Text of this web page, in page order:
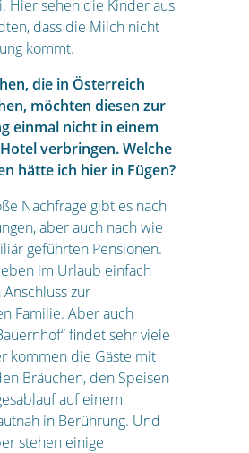
Hier sehen die Kinder aus
dass die Milch nicht
kommt.
die in Österreich
möchten diesen zur
einmal nicht in einem
verbringen. Welche
hätte ich hier in Fügen?
Nachfrage gibt es nach
aber auch nach wie
geführten Pensionen.
im Urlaub einfach
zur
Familie. Aber auch
findet sehr viele
kommen die Gäste mit
Bräuchen, den Speisen
auf einem
in Berührung. Und
stehen einige